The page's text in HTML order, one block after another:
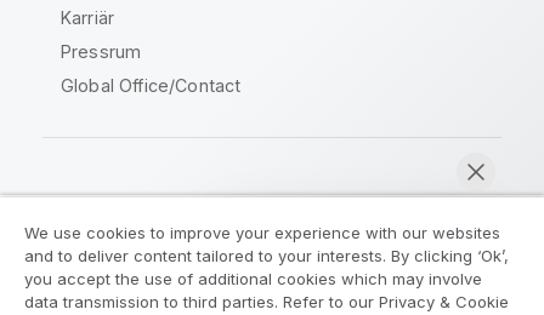
Karriär
Pressrum
Global Office/Contact
Juridiska avtal
Produktvillkor
Legal Policies
Legal Policies
We use cookies to improve your experience with our websites
and to deliver content tailored to your interests. By clicking ‘Ok’,
you accept the use of additional cookies which may involve
data transmission to third parties. Refer to our Privacy & Cookie